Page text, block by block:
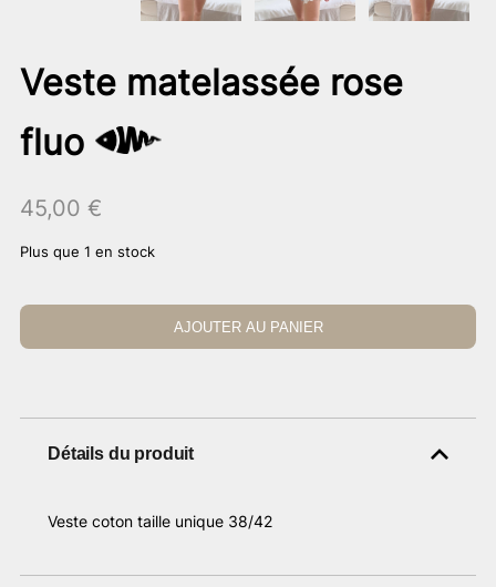
Veste matelassée rose
fluo
45,00 €
Plus que 1 en stock
AJOUTER AU PANIER
Détails du produit
Veste coton taille unique 38/42